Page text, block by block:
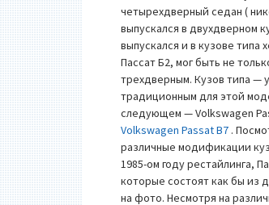
четырехдверный седан (
выпускался в двухдверном
выпускался и в кузове типа
Пассат Б2, мог быть не
трехдверным. Кузов типа —
традиционным для этой
следующем — Volkswagen
Volkswagen Passat B7 .
различные модификации
1985-ом году рестайлинга,
которые состоят как бы из
на фото. Несмотря на